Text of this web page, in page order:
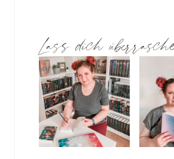
Lass dich